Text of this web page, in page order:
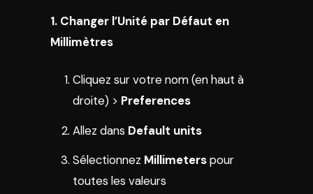
1. Changer l’Unité par Défaut en
Millimètres
Cliquez sur votre nom (en haut à
droite) > Preferences
Allez dans Default units
Sélectionnez Millimeterspour
toutes les valeurs